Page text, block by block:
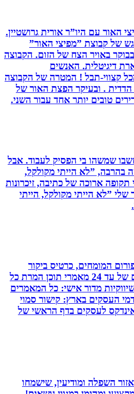
האור עם היו”ר אורית גרושטיין.
של קבוצת ”מפיצי האור”
באויר הצח של הזום. הקבוצה
דיגיטלית. האנשים
תבל ! המטרה של הקבוצה
. ובעיקר הפצת האור של
טובים יותר אחד עבור השני.
שמשהו בי הפסיק לעבוד. אבל
”לא הייתי מקולקל,
ארוכה של כתיבה, זיכרונות
”לא הייתי מקולקל, הייתי
המומחים, כרטיס ביקור
מהפכני אישי פרסום של עד 24 מאמרי תוכן המרת כל
מדור אישי: כל המאמרים
העסקים בארץ: קישור סמוי
לעסקים בדף הראשי של
השפלה ומודיעין, שישמחו